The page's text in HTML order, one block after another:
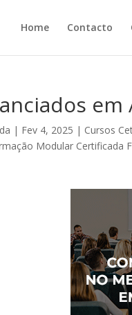
Home Contacto
| Fev 4, 2025 | Cursos
Modular Certificada